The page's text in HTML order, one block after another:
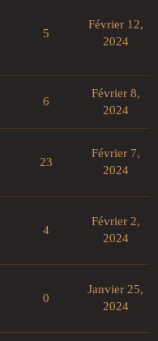
5
Février 12,
2024
6
Février 8,
2024
23
Février 7,
2024
4
Février 2,
2024
0
Janvier 25,
2024